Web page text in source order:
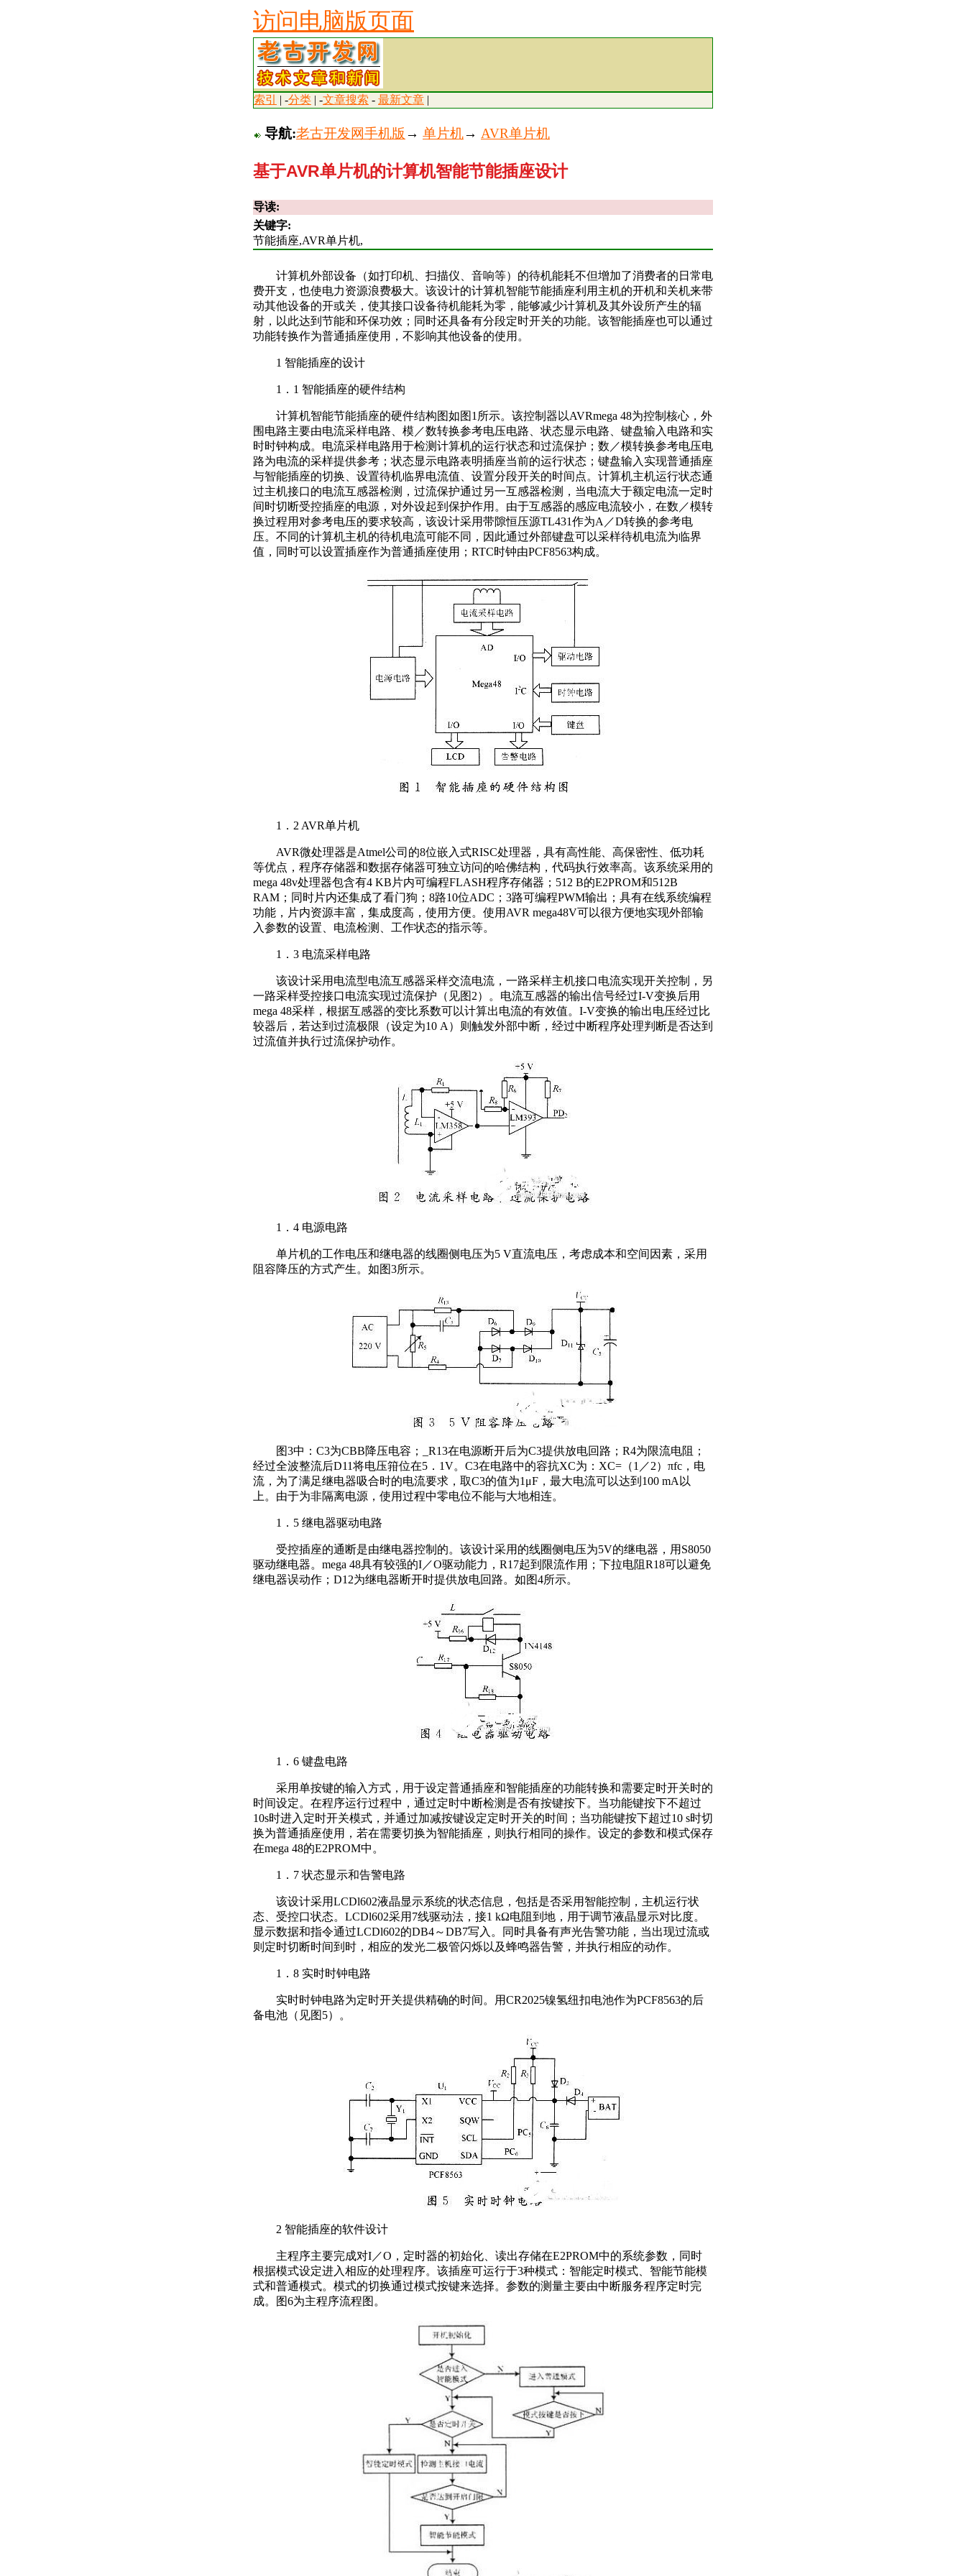
访问电脑版页面
索引 | -分类 | -文章搜索 - 最新文章 |
导航:老古开发网手机版 → 单片机→ AVR单片机
基于AVR单片机的计算机智能节能插座设计
导读:
关键字:
节能插座,AVR单片机,
计算机外部设备（如打印机、扫描仪、音响等）的待机能耗不但增加了消费者的日常电
费开支，也使电力资源浪费极大。该设计的计算机智能节能插座利用主机的开机和关机来带
动其他设备的开或关，使其接口设备待机能耗为零，能够减少计算机及其外设所产生的辐
射，以此达到节能和环保功效；同时还具备有分段定时开关的功能。该智能插座也可以通过
功能转换作为普通插座使用，不影响其他设备的使用。
1 智能插座的设计
1．1 智能插座的硬件结构
计算机智能节能插座的硬件结构图如图1所示。该控制器以AVRmega 48为控制核心，外
围电路主要由电流采样电路、模／数转换参考电压电路、状态显示电路、键盘输入电路和实
时时钟构成。电流采样电路用于检测计算机的运行状态和过流保护；数／模转换参考电压电
路为电流的采样提供参考；状态显示电路表明插座当前的运行状态；键盘输入实现普通插座
与智能插座的切换、设置待机临界电流值、设置分段开关的时间点。计算机主机运行状态通
过主机接口的电流互感器检测，过流保护通过另一互感器检测，当电流大于额定电流一定时
间时切断受控插座的电源，对外设起到保护作用。由于互感器的感应电流较小，在数／模转
换过程用对参考电压的要求较高，该设计采用带隙恒压源TL431作为A／D转换的参考电
压。不同的计算机主机的待机电流可能不同，因此通过外部键盘可以采样待机电流为临界
值，同时可以设置插座作为普通插座使用；RTC时钟由PCF8563构成。
1．2 AVR单片机
AVR微处理器是Atmel公司的8位嵌入式RISC处理器，具有高性能、高保密性、低功耗
等优点，程序存储器和数据存储器可独立访问的哈佛结构，代码执行效率高。该系统采用的
mega 48v处理器包含有4 KB片内可编程FLASH程序存储器；512 B的E2PROM和512B
RAM；同时片内还集成了看门狗；8路10位ADC；3路可编程PWM输出；具有在线系统编程
功能，片内资源丰富，集成度高，使用方便。使用AVR mega48V可以很方便地实现外部输
入参数的设置、电流检测、工作状态的指示等。
1．3 电流采样电路
该设计采用电流型电流互感器采样交流电流，一路采样主机接口电流实现开关控制，另
一路采样受控接口电流实现过流保护（见图2）。电流互感器的输出信号经过I-V变换后用
mega 48采样，根据互感器的变比系数可以计算出电流的有效值。I-V变换的输出电压经过比
较器后，若达到过流极限（设定为10 A）则触发外部中断，经过中断程序处理判断是否达到
过流值并执行过流保护动作。
1．4 电源电路
单片机的工作电压和继电器的线圈侧电压为5 V直流电压，考虑成本和空间因素，采用
阻容降压的方式产生。如图3所示。
图3中：C3为CBB降压电容；_R13在电源断开后为C3提供放电回路；R4为限流电阻；
经过全波整流后D11将电压箝位在5．1V。C3在电路中的容抗XC为：XC=（1／2）πfc，电
流，为了满足继电器吸合时的电流要求，取C3的值为1μF，最大电流可以达到100 mA以
上。由于为非隔离电源，使用过程中零电位不能与大地相连。
1．5 继电器驱动电路
受控插座的通断是由继电器控制的。该设计采用的线圈侧电压为5V的继电器，用S8050
驱动继电器。mega 48具有较强的I／O驱动能力，R17起到限流作用；下拉电阻R18可以避免
继电器误动作；D12为继电器断开时提供放电回路。如图4所示。
1．6 键盘电路
采用单按键的输入方式，用于设定普通插座和智能插座的功能转换和需要定时开关时的
时间设定。在程序运行过程中，通过定时中断检测是否有按键按下。当功能键按下不超过
10s时进入定时开关模式，并通过加减按键设定定时开关的时间；当功能键按下超过10 s时切
换为普通插座使用，若在需要切换为智能插座，则执行相同的操作。设定的参数和模式保存
在mega 48的E2PROM中。
1．7 状态显示和告警电路
该设计采用LCDl602液晶显示系统的状态信息，包括是否采用智能控制，主机运行状
态、受控口状态。LCDl602采用7线驱动法，接1 kΩ电阻到地，用于调节液晶显示对比度。
显示数据和指令通过LCDl602的DB4～DB7写入。同时具备有声光告警功能，当出现过流或
则定时切断时间到时，相应的发光二极管闪烁以及蜂鸣器告警，并执行相应的动作。
1．8 实时时钟电路
实时时钟电路为定时开关提供精确的时间。用CR2025镍氢纽扣电池作为PCF8563的后
备电池（见图5）。
2 智能插座的软件设计
主程序主要完成对I／O，定时器的初始化、读出存储在E2PROM中的系统参数，同时
根据模式设定进入相应的处理程序。该插座可运行于3种模式：智能定时模式、智能节能模
式和普通模式。模式的切换通过模式按键来选择。参数的测量主要由中断服务程序定时完
成。图6为主程序流程图。